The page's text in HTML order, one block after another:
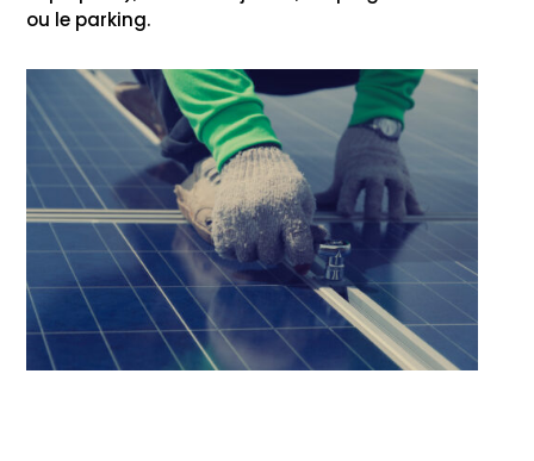
ou le parking.